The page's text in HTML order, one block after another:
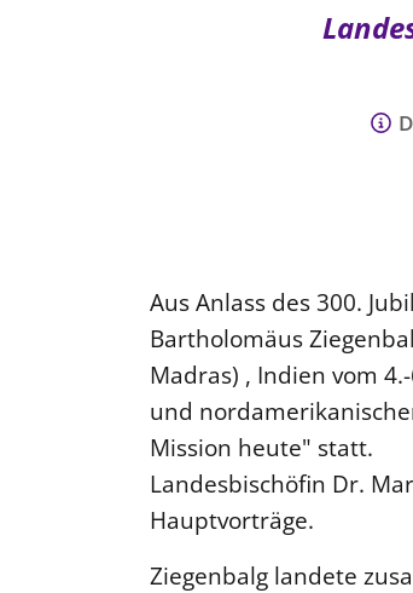
Aus Anlass des 300.
Bartholomäus
Madras) , Indien vom
und
Mission heute" statt.
Landesbischöfin Dr.
Hauptvorträge.
Ziegenbalg landete